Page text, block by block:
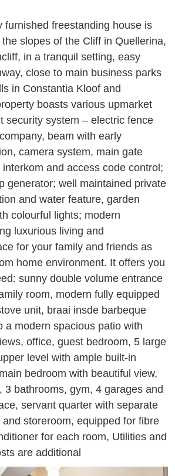
furnished freestanding house is
slopes of the Cliff in Quellerina,
in a tranquil setting, easy
close to main business parks
in Constantia Kloof and
boasts various upmarket
security system – electric fence
beam with early
camera system, main gate
and access code control;
generator; well maintained private
and water feature, garden
colourful lights; modern
luxurious living and
for your family and friends as
home environment. It offers you
sunny double volume entrance
room, modern fully equipped
unit, braai insde barbeque
a modern spacious patio with
office, guest bedroom, 5 large
level with ample built-in
bedroom with beautiful view,
3 bathrooms, gym, 4 garages and
servant quarter with separate
storeroom, equipped for fibre
for each room, Utilities and
are additional